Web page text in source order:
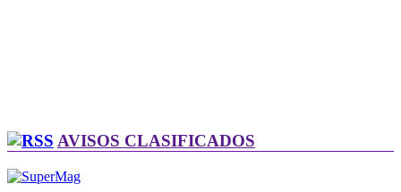
AVISOS CLASIFICADOS